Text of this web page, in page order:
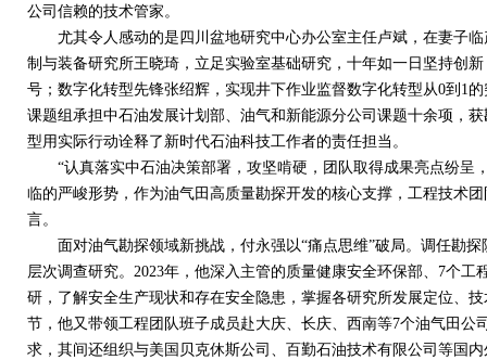
公司信赖的技术管家。
尤其令人感动的是四川盆地研究中心办公室主任卢斌，在妻子临
制与装备研究所王晓琦，立足实验室基础研究，十年如一日坚持创
号；数字化转型先锋张绍辉，实现井下作业监督数字化转型从0到 1
课题组承担中石油发展计划部、油气和新能源分公司课题十余项，
型用实际行动诠释了新时代石油科技工作者的责任担当。
“认真落实中石油决策部署，攻坚啃硬，团队取得成果亮点纷呈
临的严峻形势，作为油气田高质量勘探开发的核心支撑，工程技术
言。
面对油气勘探领域新挑战，付永强以“痛点思维”破局。调任勘探
层次调查研究。 2023年，他深入主管的质量健康安全环保部、 7个工
研，了解安全生产现状和存在安全隐患，掌握各研究所发展定位、
节，他又带领工程团队班子成员赴大庆、长庆、西南等7个油气田公
求，其间还组织与美国贝克休斯公司、百勤石油技术有限公司等国